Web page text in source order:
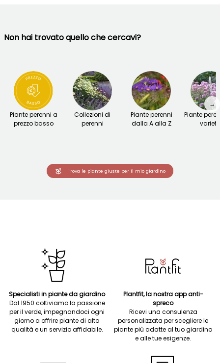
Non hai trovato quello che cercavi?
Piante perenni a
prezzo basso
Collezioni di
perenni
Piante perenni
dalla A alla Z
Piante
→
Trova le piante giuste per il mio giardino
Specialisti in piante da giardino
Dal 1950 coltiviamo la passione
per il verde, impegnandoci ogni
giorno a offrire piante di alta
qualità e un servizio affidabile.
Plantfit, la nostra app anti-
spreco
Ricevi una consulenza
personalizzata per scegliere le
piante più adatte al tuo giardino
e alle tue esigenze.